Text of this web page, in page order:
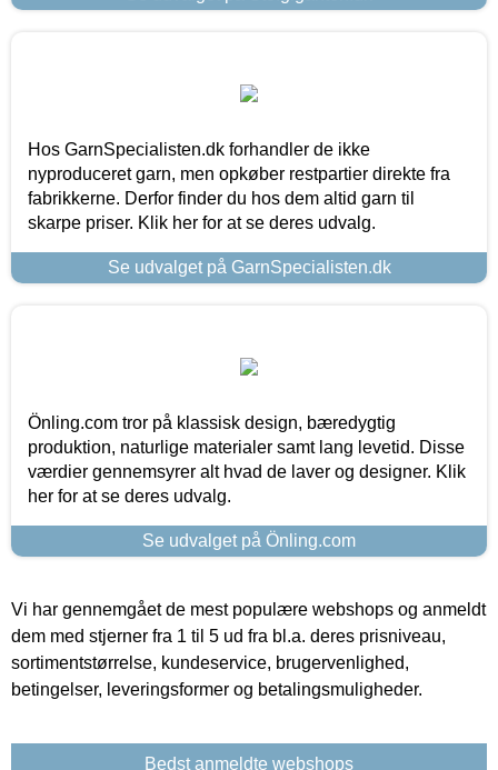
Hos GarnSpecialisten.dk forhandler de ikke
nyproduceret garn, men opkøber restpartier direkte fra
fabrikkerne. Derfor finder du hos dem altid garn til
skarpe priser. Klik her for at se deres udvalg.
Se udvalget på GarnSpecialisten.dk
Önling.com tror på klassisk design, bæredygtig
produktion, naturlige materialer samt lang levetid. Disse
værdier gennemsyrer alt hvad de laver og designer. Klik
her for at se deres udvalg.
Se udvalget på Önling.com
Vi har gennemgået de mest populære webshops og anmeldt
dem med stjerner fra 1 til 5 ud fra bl.a. deres prisniveau,
sortimentstørrelse, kundeservice, brugervenlighed,
betingelser, leveringsformer og betalingsmuligheder.
Bedst anmeldte webshops